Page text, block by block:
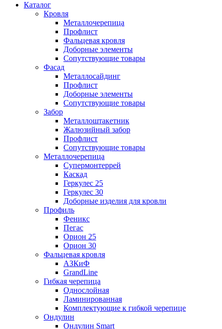
Каталог
Кровля
Металлочерепица
Профлист
Фальцевая кровля
Доборные элементы
Сопутствующие товары
Фасад
Металлосайдинг
Профлист
Доборные элементы
Сопутствующие товары
Забор
Металлоштакетник
Жалюзийный забор
Профлист
Сопутствующие товары
Металлочерепица
Супермонтеррей
Каскад
Геркулес 25
Геркулес 30
Доборные изделия для кровли
Профиль
Феникс
Пегас
Орион 25
Орион 30
Фальцевая кровля
АЗКиФ
GrandLine
Гибкая черепица
Однослойная
Ламинированная
Комплектующие к гибкой черепице
Ондулин
Ондулин Smart